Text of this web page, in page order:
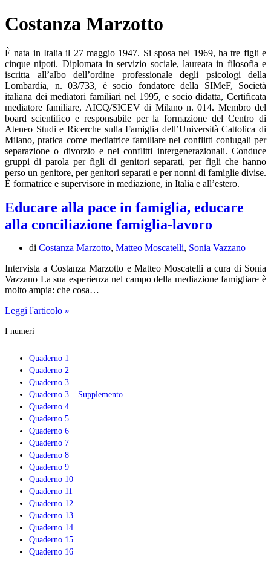
Costanza Marzotto
È nata in Italia il 27 maggio 1947. Si sposa nel 1969, ha tre figli e
cinque nipoti. Diplomata in servizio sociale, laureata in filosofia e
iscritta all’albo dell’ordine professionale degli psicologi della
Lombardia, n. 03/733, è socio fondatore della SIMeF, Società
italiana dei mediatori familiari nel 1995, e socio didatta, Certificata
mediatore familiare, AICQ/SICEV di Milano n. 014. Membro del
board scientifico e responsabile per la formazione del Centro di
Ateneo Studi e Ricerche sulla Famiglia dell’Università Cattolica di
Milano, pratica come mediatrice familiare nei conflitti coniugali per
separazione o divorzio e nei conflitti intergenerazionali. Conduce
gruppi di parola per figli di genitori separati, per figli che hanno
perso un genitore, per genitori separati e per nonni di famiglie divise.
È formatrice e supervisore in mediazione, in Italia e all’estero.
Educare alla pace in famiglia, educare
alla conciliazione famiglia-lavoro
di Costanza Marzotto, Matteo Moscatelli, Sonia Vazzano
Intervista a Costanza Marzotto e Matteo Moscatelli a cura di Sonia
Vazzano La sua esperienza nel campo della mediazione famigliare è
molto ampia: che cosa…
Leggi l'articolo »
famiglia-
I numeri
Quaderno 1
Quaderno 2
Quaderno 3
Quaderno 3 – Supplemento
Quaderno 4
Quaderno 5
Quaderno 6
Quaderno 7
Quaderno 8
Quaderno 9
Quaderno 10
Quaderno 11
Quaderno 12
Quaderno 13
Quaderno 14
Quaderno 15
Quaderno 16